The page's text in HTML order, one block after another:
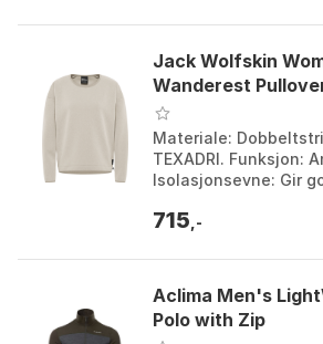
Jack Wolfskin
Wanderest
Materiale:
TEXADRI. Funksjon:
Isolasjonsevne: Gir
og j...
715 ,-
Aclima Men's
Polo with Zip